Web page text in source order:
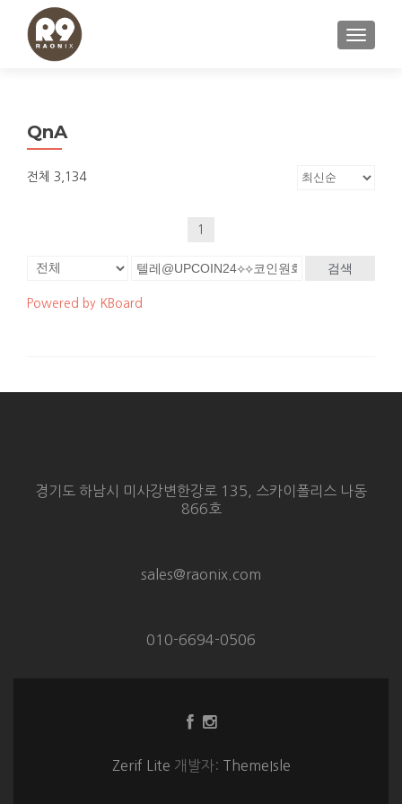
내비게
QnA
전체 3,134
1
검색
Powered by KBoard
경기도 하남시 미사강변한강로 135, 스카이폴리스 나동
866호
sales@raonix.com
010-6694-0506
Facebook
크
Instagram
크
Zerif Lite 개발자: ThemeIsle